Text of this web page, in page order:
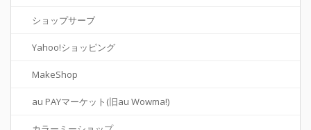
ショップサーブ
Yahoo!ショッピング
MakeShop
au PAYマーケット(旧au Wowma!)